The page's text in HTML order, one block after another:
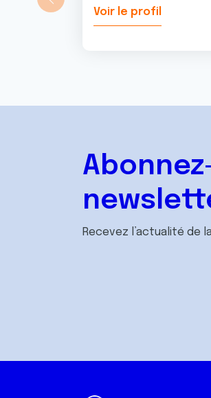
Voir le profil
Recevez l’actualité de